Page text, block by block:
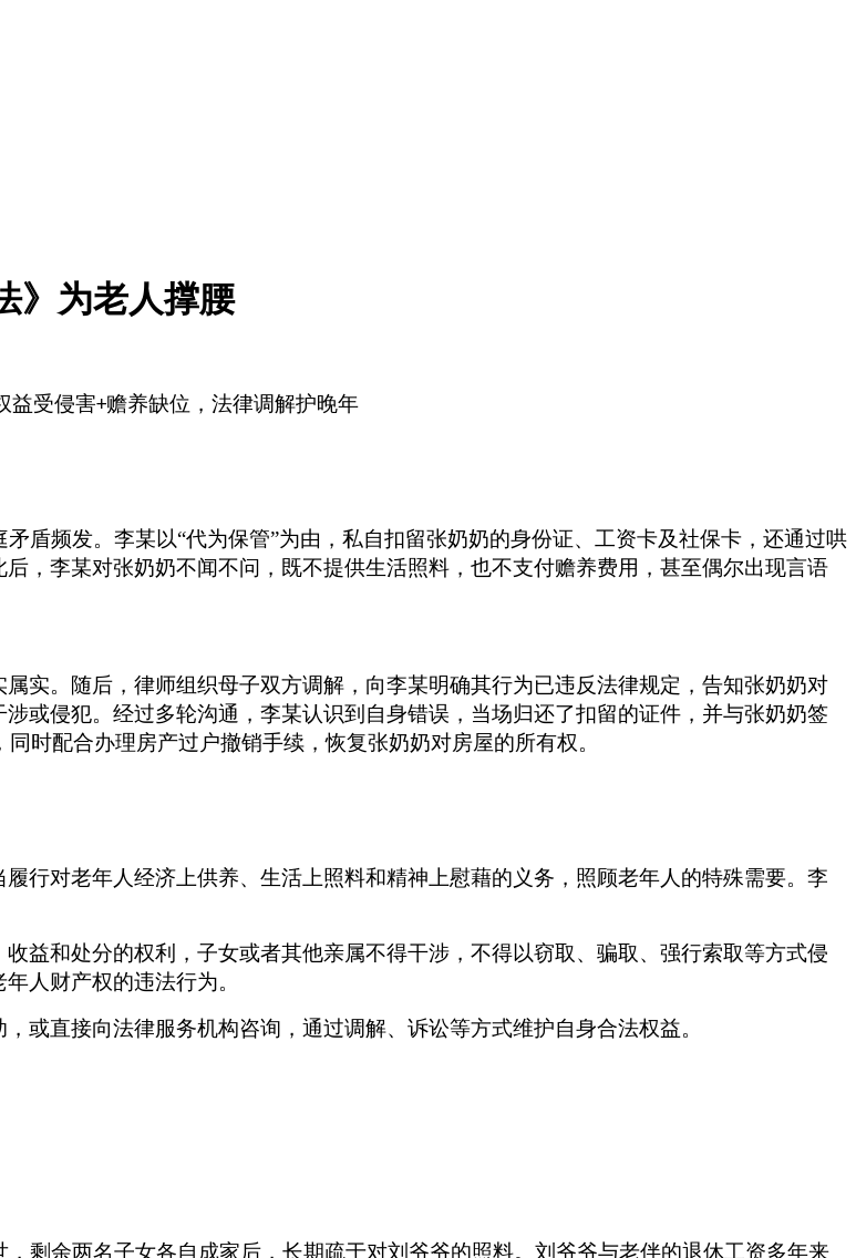
》为老人撑腰
益受侵害+赡养缺位，法律调解护晚年
盾频发。李某以“代为保管”为由，私自扣留张奶奶的身份证、工资卡及社保卡，还通过哄
，李某对张奶奶不闻不问，既不提供生活照料，也不支付赡养费用，甚至偶尔出现言语
实。随后，律师组织母子双方调解，向李某明确其行为已违反法律规定，告知张奶奶对
或侵犯。经过多轮沟通，李某认识到自身错误，当场归还了扣留的证件，并与张奶奶签
时配合办理房产过户撤销手续，恢复张奶奶对房屋的所有权。
行对老年人经济上供养、生活上照料和精神上慰藉的义务，照顾老年人的特殊需要。李
益和处分的权利，子女或者其他亲属不得干涉，不得以窃取、骗取、强行索取等方式侵
人财产权的违法行为。
或直接向法律服务机构咨询，通过调解、诉讼等方式维护自身合法权益。
，剩余两名子女各自成家后，长期疏于对刘爷爷的照料。刘爷爷与老伴的退休工资多年来